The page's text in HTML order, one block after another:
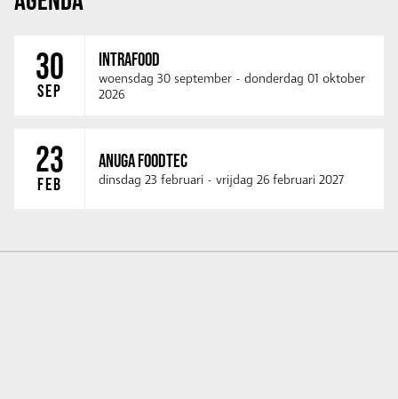
30
SEP
INTRAFOOD
woensdag 30 september - donderdag 01 oktober
2026
23
FEB
ANUGA FOODTEC
dinsdag 23 februari - vrijdag 26 februari 2027